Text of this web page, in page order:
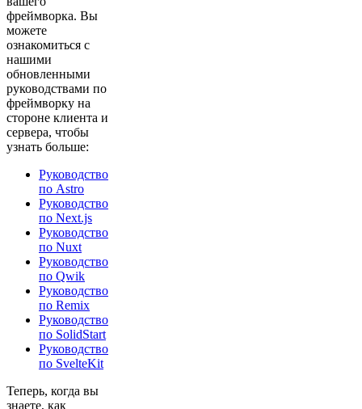
фреймворка. Вы
можете
ознакомиться с
нашими
обновленными
руководствами по
фреймворку на
стороне клиента и
сервера, чтобы
узнать больше:
Руководство
по Astro
Руководство
по Next.js
Руководство
по Nuxt
Руководство
по Qwik
Руководство
по Remix
Руководство
по SolidStart
Руководство
по SvelteKit
Теперь, когда вы
знаете, как